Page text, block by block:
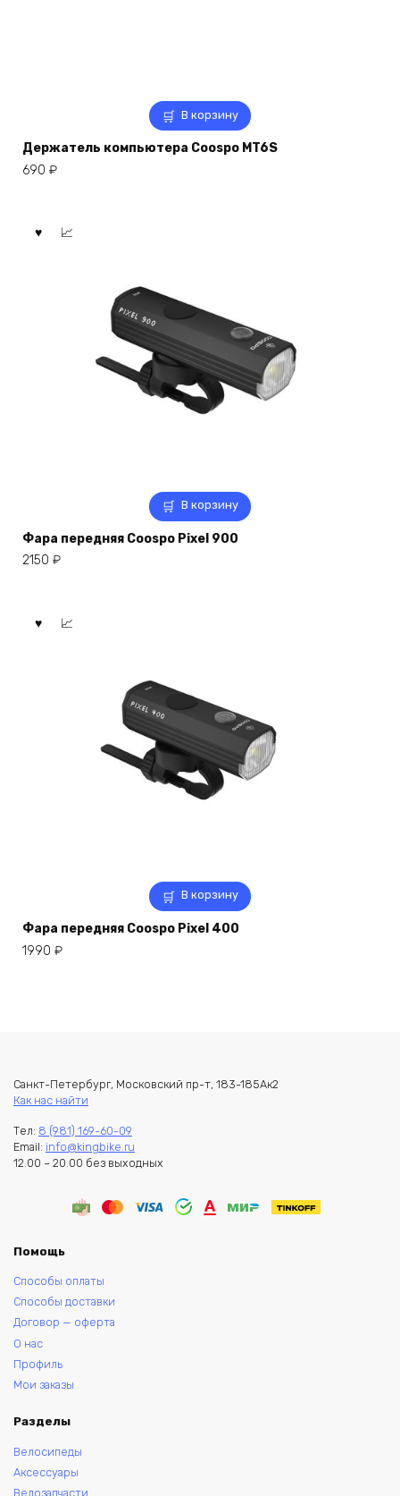
В корзину
Держатель компьютера Coospo MT6S
690 ₽
В корзину
Фара передняя Coospo Pixel 900
2150 ₽
В корзину
Фара передняя Coospo Pixel 400
1990 ₽
Санкт-Петербург, Московский пр-т, 183-185Ак2
Как нас найти
Тел: 8 (981) 169-60-09
Email: info@kingbike.ru
12.00 – 20.00 без выходных
Помощь
Способы оплаты
Способы доставки
Договор — оферта
О нас
Профиль
Мои заказы
Разделы
Велосипеды
Аксессуары
Велозапчасти